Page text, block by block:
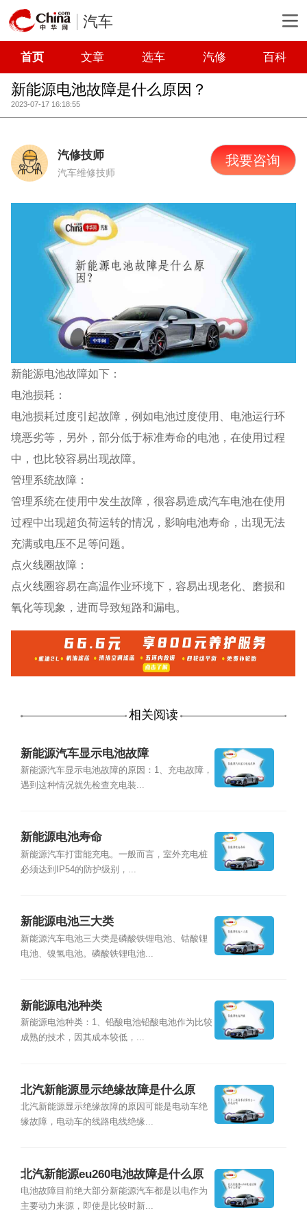
汽车
首页 文章 选车 汽修 百科
新能源电池故障是什么原因？
2023-07-17 16:18:55
汽修技师
汽车维修技师
我要咨询
新能源电池故障如下：
电池损耗：
电池损耗过度引起故障，例如电池过度使用、电池运行环
境恶劣等，另外，部分低于标准寿命的电池，在使用过程
中，也比较容易出现故障。
管理系统故障：
管理系统在使用中发生故障，很容易造成汽车电池在使用
过程中出现超负荷运转的情况，影响电池寿命，出现无法
充满或电压不足等问题。
点火线圈故障：
点火线圈容易在高温作业环境下，容易出现老化、磨损和
氧化等现象，进而导致短路和漏电。
相关阅读
新能源汽车显示电池故障
新能源汽车显示电池故障的原因：1、充电故障，
遇到这种情况就先检查充电装...
新能源电池寿命
新能源汽车打雷能充电。一般而言，室外充电桩
必须达到IP54的防护级别，...
新能源电池三大类
新能源汽车电池三大类是磷酸铁锂电池、钴酸锂
电池、镍氢电池。磷酸铁锂电池...
新能源电池种类
新能源电池种类：1、铅酸电池铅酸电池作为比较
成熟的技术，因其成本较低，...
北汽新能源显示绝缘故障是什么原
因？
北汽新能源显示绝缘故障的原因可能是电动车绝
缘故障，电动车的线路电线绝缘...
北汽新能源eu260电池故障是什么原
因？
电池故障目前绝大部分新能源汽车都是以电作为
主要动力来源，即使是比较时新...